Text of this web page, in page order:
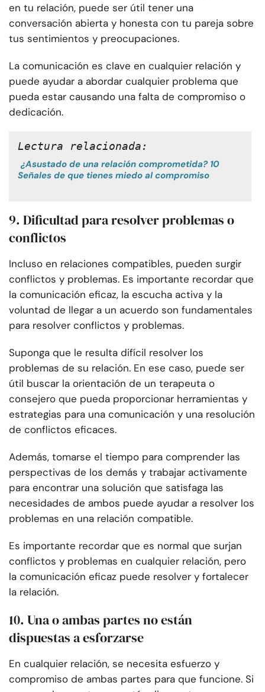
en tu relación, puede ser útil tener una
conversación abierta y honesta con tu pareja sobre
tus sentimientos y preocupaciones.
La comunicación es clave en cualquier relación y
puede ayudar a abordar cualquier problema que
pueda estar causando una falta de compromiso o
dedicación.
Lectura relacionada:
¿Asustado de una relación comprometida? 10
Señales de que tienes miedo al compromiso
9. Dificultad para resolver problemas o
conflictos
Incluso en relaciones compatibles, pueden surgir
conflictos y problemas. Es importante recordar que
la comunicación eficaz, la escucha activa y la
voluntad de llegar a un acuerdo son fundamentales
para resolver conflictos y problemas.
Suponga que le resulta difícil resolver los
problemas de su relación. En ese caso, puede ser
útil buscar la orientación de un terapeuta o
consejero que pueda proporcionar herramientas y
estrategias para una comunicación y una resolución
de conflictos eficaces.
Además, tomarse el tiempo para comprender las
perspectivas de los demás y trabajar activamente
para encontrar una solución que satisfaga las
necesidades de ambos puede ayudar a resolver los
problemas en una relación compatible.
Es importante recordar que es normal que surjan
conflictos y problemas en cualquier relación, pero
la comunicación eficaz puede resolver y fortalecer
la relación.
10. Una o ambas partes no están
dispuestas a esforzarse
En cualquier relación, se necesita esfuerzo y
compromiso de ambas partes para que funcione. Si